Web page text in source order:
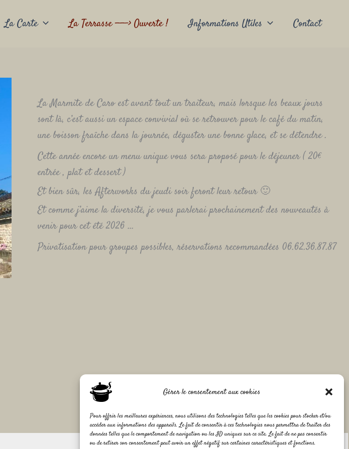
Gérer le consentement aux cookies
Pour offrir les meilleures expériences, nous utilisons des technologies telles que les cookies pour stocker et/ou
accéder aux informations des appareils. Le fait de consentir à ces technologies nous permettra de traiter des
données telles que le comportement de navigation ou les ID uniques sur ce site. Le fait de ne pas consentir
ou de retirer son consentement peut avoir un effet négatif sur certaines caractéristiques et fonctions.
La Carte La Terrasse ——-> Ouverte ! Informations Utiles Contact
La Marmite de Caro est avant tout un traiteur, mais lorsque les beaux jours
sont là, c’est aussi un espace convivial où se retrouver pour le café du matin,
une boisson fraîche dans la journée, déguster une bonne glace, et se détendre .
Cette année encore un menu unique vous sera proposé pour le déjeuner ( 20€
entrée , plat et dessert )
Et bien sûr, les Afterworks du jeudi soir feront leur retour 🙂
Et comme j’aime la diversité, je vous parlerai prochainement des nouveautés à
venir pour cet été 2026 …
Privatisation pour groupes possibles, réservations recommandées 06.62.36.87.87